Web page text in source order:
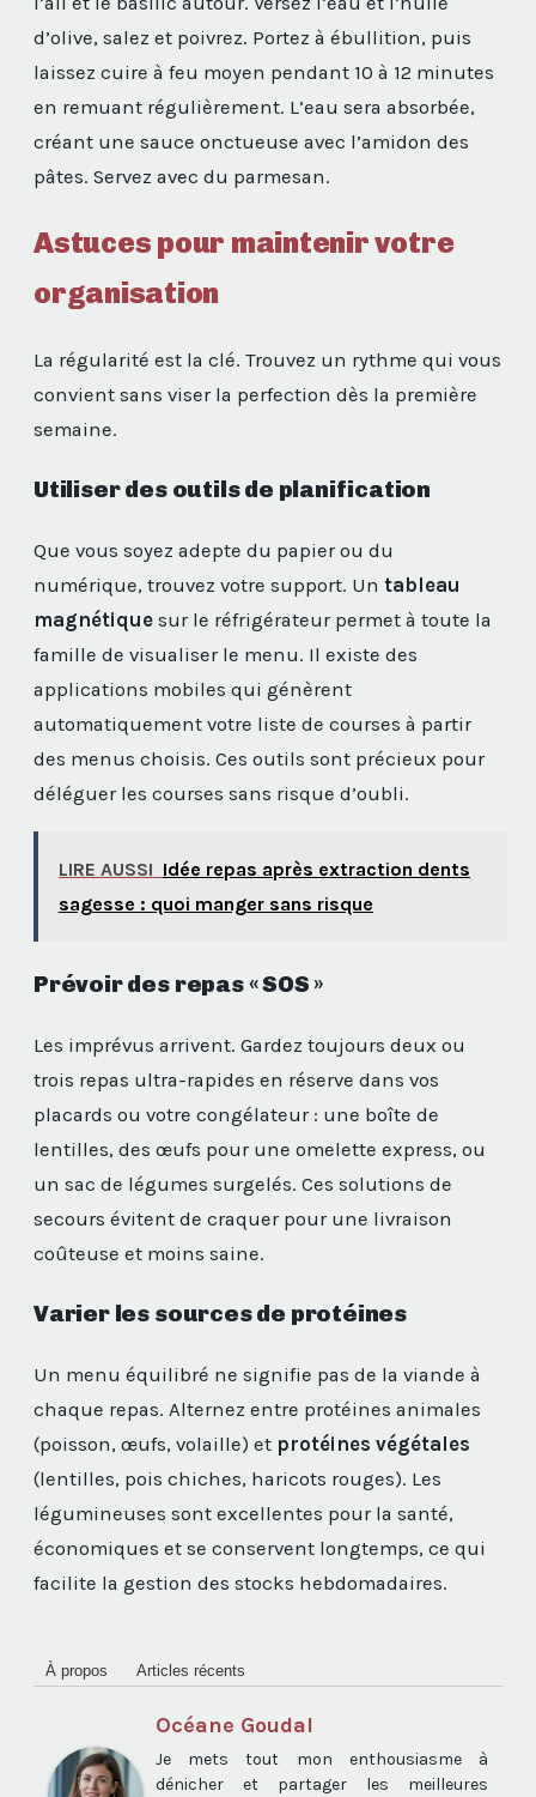
d’olive, salez et poivrez. Portez à ébullition, puis
laissez cuire à feu moyen pendant 10 à 12 minutes
en remuant régulièrement. L’eau sera absorbée,
créant une sauce onctueuse avec l’amidon des
pâtes. Servez avec du parmesan.
Astuces pour maintenir votre
organisation
La régularité est la clé. Trouvez un rythme qui vous
convient sans viser la perfection dès la première
semaine.
Utiliser des outils de planification
Que vous soyez adepte du papier ou du
numérique, trouvez votre support. Un tableau
magnétique sur le réfrigérateur permet à toute la
famille de visualiser le menu. Il existe des
applications mobiles qui génèrent
automatiquement votre liste de courses à partir
des menus choisis. Ces outils sont précieux pour
déléguer les courses sans risque d’oubli.
LIRE AUSSI Idée repas après extraction dents
sagesse : quoi manger sans risque
Prévoir des repas « SOS »
Les imprévus arrivent. Gardez toujours deux ou
trois repas ultra-rapides en réserve dans vos
placards ou votre congélateur : une boîte de
lentilles, des œufs pour une omelette express, ou
un sac de légumes surgelés. Ces solutions de
secours évitent de craquer pour une livraison
coûteuse et moins saine.
Varier les sources de protéines
Un menu équilibré ne signifie pas de la viande à
chaque repas. Alternez entre protéines animales
(poisson, œufs, volaille) et protéines végétales
(lentilles, pois chiches, haricots rouges). Les
légumineuses sont excellentes pour la santé,
économiques et se conservent longtemps, ce qui
facilite la gestion des stocks hebdomadaires.
À propos Articles récents
Océane Goudal
Je mets tout mon enthousiasme à
dénicher et partager les meilleures